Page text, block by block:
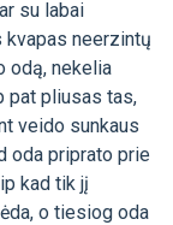
su labai
kvapas neerzintų
odą, nekelia
pat pliusas tas,
veido sunkaus
oda priprato prie
kad tik jį
o tiesiog oda